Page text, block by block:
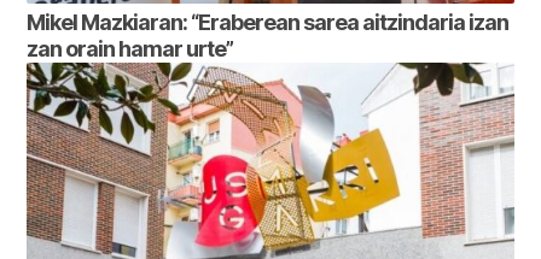
Mikel Mazkiaran: “Eraberean sarea aitzindaria izan
zan orain hamar urte”